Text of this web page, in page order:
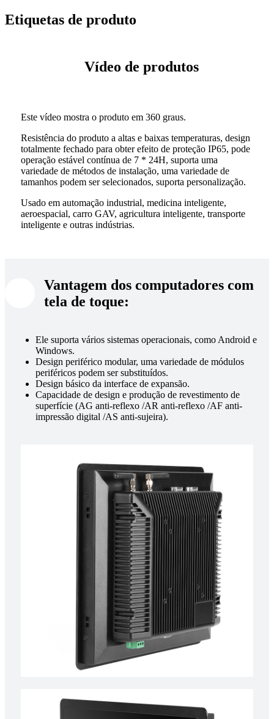
Etiquetas de produto
Vídeo de produtos
Este vídeo mostra o produto em 360 graus.
Resistência do produto a altas e baixas temperaturas, design
totalmente fechado para obter efeito de proteção IP65, pode
operação estável contínua de 7 * 24H, suporta uma
variedade de métodos de instalação, uma variedade de
tamanhos podem ser selecionados, suporta personalização.
Usado em automação industrial, medicina inteligente,
aeroespacial, carro GAV, agricultura inteligente, transporte
inteligente e outras indústrias.
Vantagem dos computadores com
tela de toque:
Ele suporta vários sistemas operacionais, como Android e
Windows.
Design periférico modular, uma variedade de módulos
periféricos podem ser substituídos.
Design básico da interface de expansão.
Capacidade de design e produção de revestimento de
superfície (AG anti-reflexo /AR anti-reflexo /AF anti-
impressão digital /AS anti-sujeira).